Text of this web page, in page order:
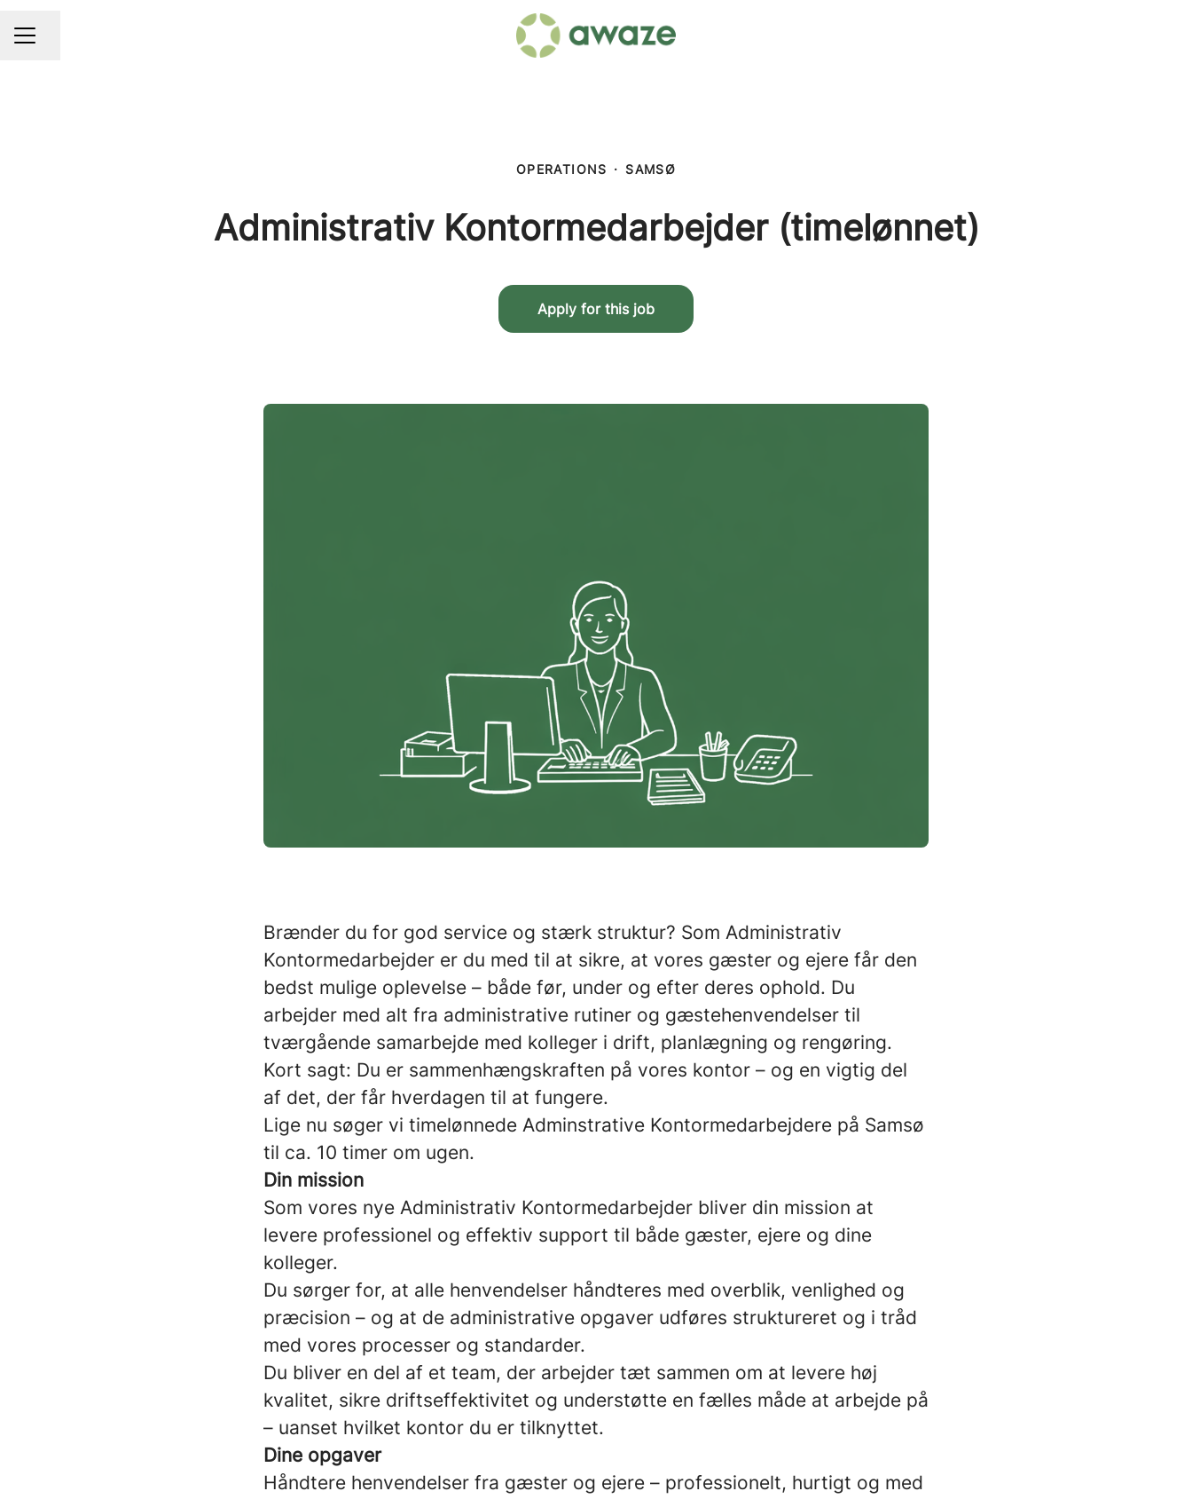
CAREER MENU
Share page
OPERATIONS · SAMSØ
Administrativ Kontormedarbejder (timelønnet)
Apply for this job
Brænder du for god service og stærk struktur? Som Administrativ
Kontormedarbejder er du med til at sikre, at vores gæster og ejere får den
bedst mulige oplevelse – både før, under og efter deres ophold. Du
arbejder med alt fra administrative rutiner og gæstehenvendelser til
tværgående samarbejde med kolleger i drift, planlægning og rengøring.
Kort sagt: Du er sammenhængskraften på vores kontor – og en vigtig del
af det, der får hverdagen til at fungere.
Lige nu søger vi timelønnede Adminstrative Kontormedarbejdere på Samsø
til ca. 10 timer om ugen.
Din mission
Som vores nye Administrativ Kontormedarbejder bliver din mission at
levere professionel og effektiv support til både gæster, ejere og dine
kolleger.
Du sørger for, at alle henvendelser håndteres med overblik, venlighed og
præcision – og at de administrative opgaver udføres struktureret og i tråd
med vores processer og standarder.
Du bliver en del af et team, der arbejder tæt sammen om at levere høj
kvalitet, sikre driftseffektivitet og understøtte en fælles måde at arbejde på
– uanset hvilket kontor du er tilknyttet.
Dine opgaver
Håndtere henvendelser fra gæster og ejere – professionelt, hurtigt og med